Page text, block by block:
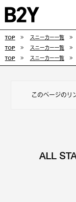
COLUMN
FEATURE
TOP スニーカー一覧
TOP
スニーカー一覧
TOP
スニーカー一覧
このページのリ
ALL